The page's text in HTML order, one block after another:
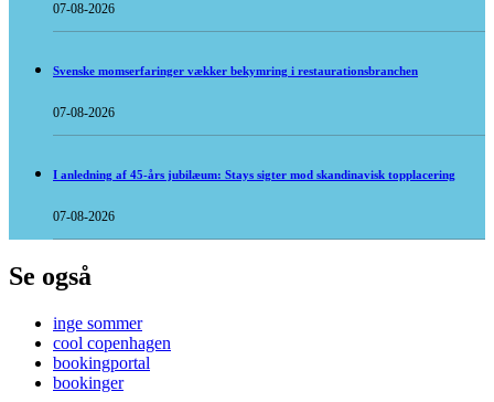
07-08-2026
Svenske momserfaringer vækker bekymring i restaurationsbranchen
07-08-2026
I anledning af 45-års jubilæum: Stays sigter mod skandinavisk topplacering
07-08-2026
Se også
inge sommer
cool copenhagen
bookingportal
bookinger